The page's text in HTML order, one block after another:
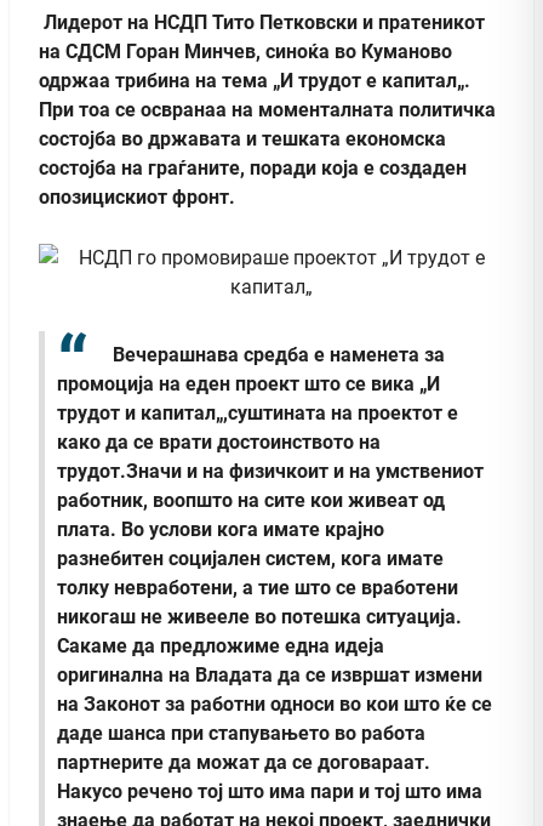
Лидерот на НСДП Тито Петковски и пратеникот
на СДСМ Горан Минчев, синоќа во Куманово
одржаа трибина на тема „И трудот е капитал„.
При тоа се освранаа на моменталната политичка
состојба во државата и тешката економска
состојба на граѓаните, поради која е создаден
опозицискиот фронт.
Вечерашнава средба е наменета за
промоција на еден проект што се вика „И
трудот и капитал„,суштината на проектот е
како да се врати достоинството на
трудот.Значи и на физичкоит и на умствениот
работник, воопшто на сите кои живеат од
плата. Во услови кога имате крајно
разнебитен социјален систем, кога имате
толку невработени, а тие што се вработени
никогаш не живееле во потешка ситуација.
Сакаме да предложиме една идеја
оригинална на Владата да се извршат измени
на Законот за работни односи во кои што ќе се
даде шанса при стапувањето во работа
партнерите да можат да се договараат.
Накусо речено тој што има пари и тој што има
знаење да работат на некој проект, заеднички